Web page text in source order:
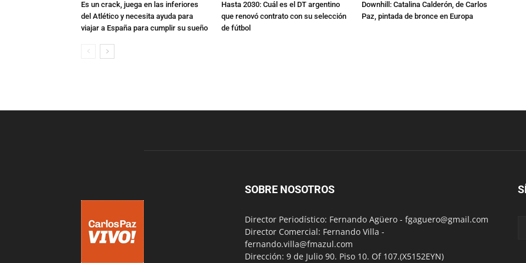
Es un crack, juega en las inferiores
del Atlético y necesita ayuda para
viajar a España para cumplir su sueño
Hasta 2030: Cuál es el DT argentino
que renovó contrato con su selección
de fútbol
Downhill: Catalina Calderón, de Carlos
Paz, pintada de bronce en Europa
SOBRE NOSOTROS
Director Periodístico: Fernando Agüero - fgaguero@gmail.com
Director Comercial: Fernando Villa -
fernando.villa@fmazul.com
Dirección: 9 de Julio 90. Piso 10. Of 107.(X5152EYN)